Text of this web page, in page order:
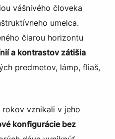
vášnivého človeka
umelca.
čiarou horizontu
a kontrastov zátišia
predmetov, lámp, fliaš,
vznikali v jeho
konfigurácie bez